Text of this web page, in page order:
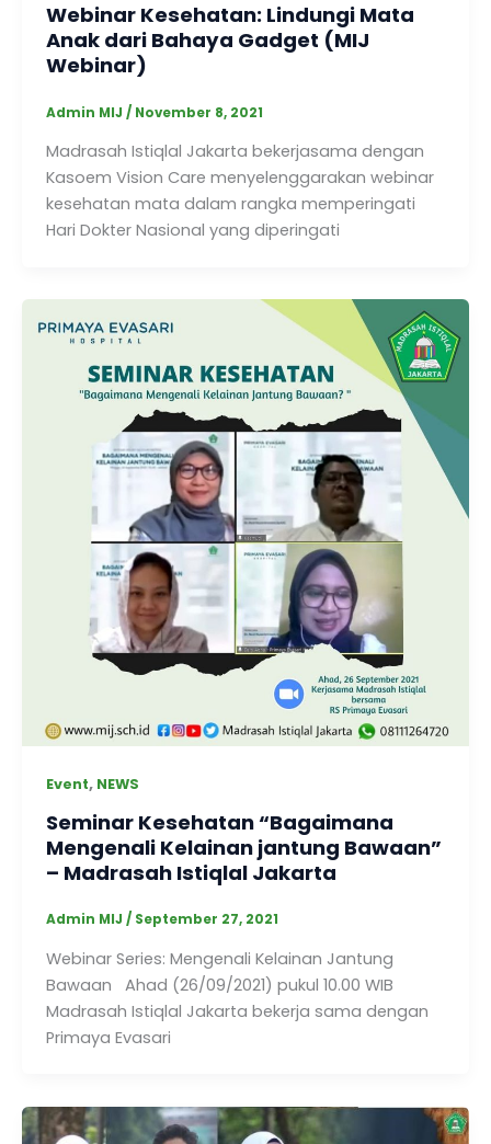
Webinar Kesehatan: Lindungi Mata
Anak dari Bahaya Gadget (MIJ
Webinar)
Admin MIJ / November 8, 2021
Madrasah Istiqlal Jakarta bekerjasama dengan
Kasoem Vision Care menyelenggarakan webinar
kesehatan mata dalam rangka memperingati
Hari Dokter Nasional yang diperingati
Event, NEWS
Seminar Kesehatan “Bagaimana
Mengenali Kelainan jantung Bawaan”
– Madrasah Istiqlal Jakarta
Admin MIJ / September 27, 2021
Webinar Series: Mengenali Kelainan Jantung
Bawaan Ahad (26/09/2021) pukul 10.00 WIB
Madrasah Istiqlal Jakarta bekerja sama dengan
Primaya Evasari